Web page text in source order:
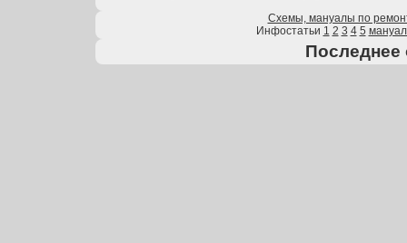
Схемы, мануалы по
Инфостатьи 1 2 3 4 5